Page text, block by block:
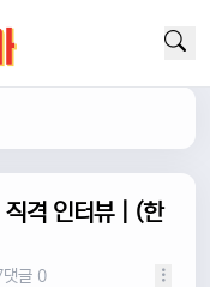
직격 인터뷰 | (한
댓글 0